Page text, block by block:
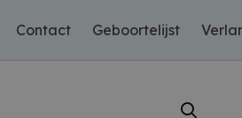
Contact Geboortelijst